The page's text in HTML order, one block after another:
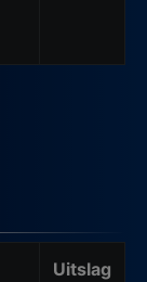
Uitslag